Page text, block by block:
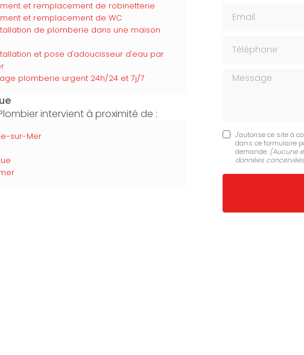
et remplacement de robinetterie
et remplacement de WC
de plomberie dans une maison
et pose d'adoucisseur d'eau par
plomberie urgent 24h/24 et 7j/7
intervient à proximité de :
sur-Mer
Message
J'autorise ce site à
dans ce formulaire
demande. (Aucune
données